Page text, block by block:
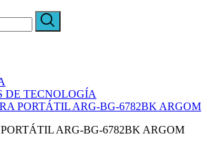
DE TECNOLOGÍA
PORTÁTIL ARG-BG-6782BK ARGOM